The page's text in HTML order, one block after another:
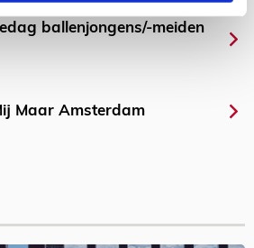
ballenjongens/-meiden
Maar Amsterdam